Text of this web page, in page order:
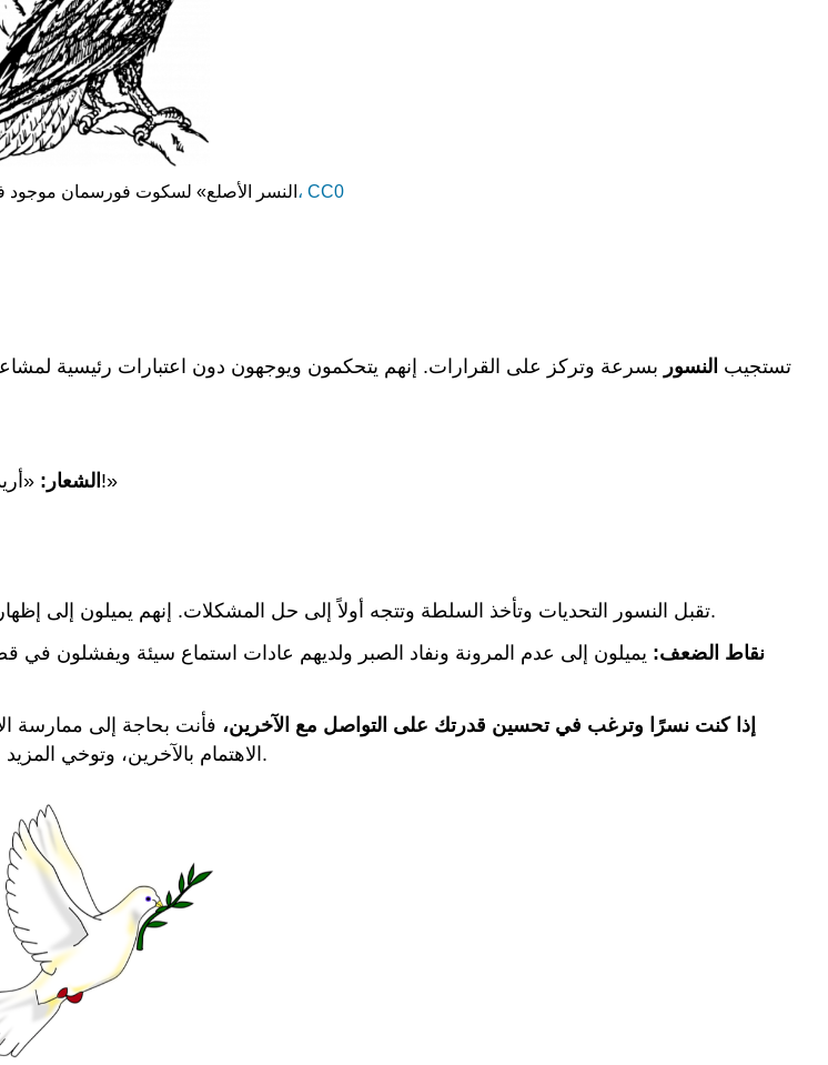
2.13.2: «النسر الأصلع» لسكوت فورسمان المجال العام، CC0
تستجيب النسور بسرعة وتركز على القرارات. إنهم يتحكمون ويوجهون دون اعتبارات رئيسية لمشاعر
الشعار: «أريد أن يتم ذلك بشكل صحيح وأريد أن يتم ذلك الآن»، أو «أريد أن يتم ذلك بالأمس!»
تقبل النسور التحديات وتأخذ السلطة وتتجه أولاً إلى حل المشكلات. إنهم يميلون إلى إظهار مهارات إدارية وتشغيلية رائعة والعمل بسرعة وبشكل مثير للإعجاب بمفردهم.
نقاط الضعف: يميلون إلى عدم المرونة ونفاد الصبر ولديهم عادات استماع سيئة ويفشلون
إذا كنت نسرًا وترغب في تحسين قدرتك على التواصل مع الآخرين، فأنت بحاجة إلى ممارسة
الاهتمام بالآخرين، وتوخي المزيد من الحذر، والتعبير عن أسباب استنتاجاتهم، والمشاركة أكثر كلاعبين في الفريق.